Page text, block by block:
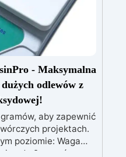
- Maksymalna
odlewów z
aby zapewnić
projektach.
poziomie: Waga
do 2 gramów,